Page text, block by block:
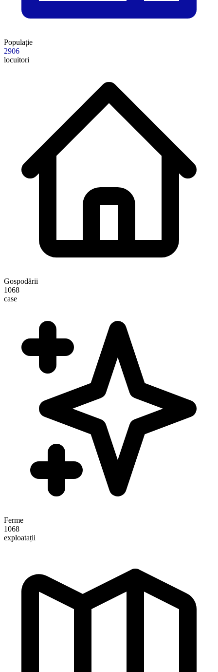
Populație
2906
locuitori
Gospodării
1068
case
Ferme
1068
exploatații